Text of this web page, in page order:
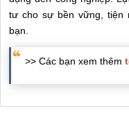
tư cho sự bền vững, tiện
bạn.
>> Các bạn xem thêm